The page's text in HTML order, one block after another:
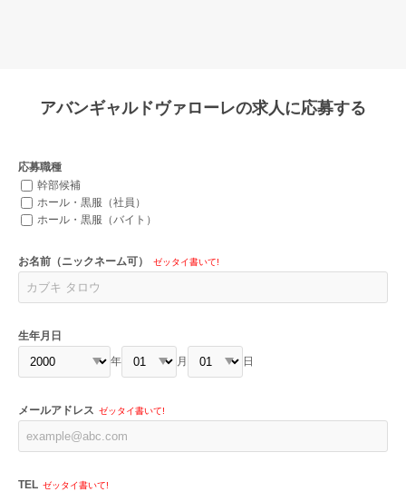
アバンギャルドヴァローレの求人に応募する
応募職種
幹部候補
ホール・黒服（社員）
ホール・黒服（バイト）
お名前（ニックネーム可） ゼッタイ書いて!
生年月日
年
月 日
メールアドレス ゼッタイ書いて!
TEL ゼッタイ書いて!